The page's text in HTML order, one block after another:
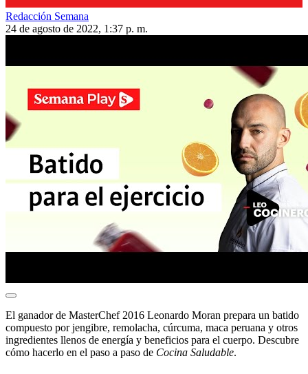
Redacción Semana
24 de agosto de 2022, 1:37 p. m.
El ganador de MasterChef 2016 Leonardo Moran prepara un batido
compuesto por jengibre, remolacha, cúrcuma, maca peruana y otros
ingredientes llenos de energía y beneficios para el cuerpo. Descubre
cómo hacerlo en el paso a paso de Cocina Saludable.